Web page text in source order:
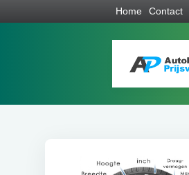
Home Contact